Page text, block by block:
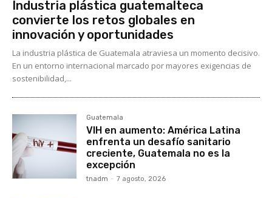
Industria plástica guatemalteca
convierte los retos globales en
innovación y oportunidades
La industria plástica de Guatemala atraviesa un momento decisivo.
En un entorno internacional marcado por mayores exigencias de
sostenibilidad,...
Guatemala
VIH en aumento: América Latina
enfrenta un desafío sanitario
creciente, Guatemala no es la
excepción
tnadm - 7 agosto, 2026